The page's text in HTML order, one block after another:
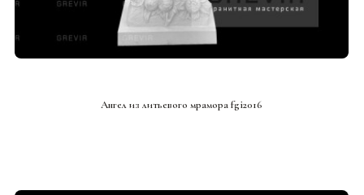
Ангел из литьевого мрамора fgi2016